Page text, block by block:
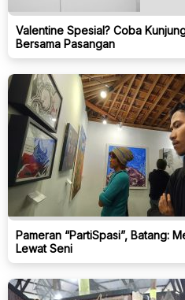
Valentine Spesial? Coba
Bersama Pasangan
Pameran “PartiSpasi”, Batang:
Lewat Seni